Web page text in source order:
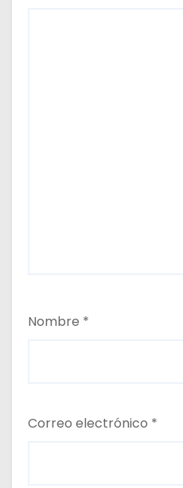
Nombre *
Correo electrónico *